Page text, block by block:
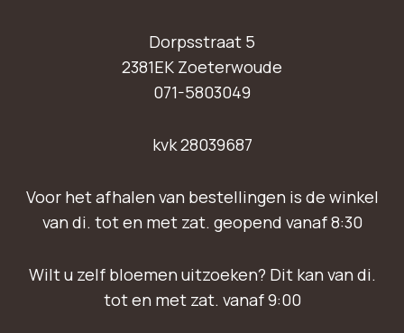
Dorpsstraat 5
2381EK Zoeterwoude
071-5803049
kvk 28039687
Voor het afhalen van bestellingen is de winkel
van di. tot en met zat. geopend vanaf 8:30
Wilt u zelf bloemen uitzoeken? Dit kan van di.
tot en met zat. vanaf 9:00